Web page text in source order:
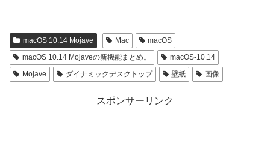
macOS 10.14 Mojave Mac
macOS
macOS 10.14 Mojaveの新機能まとめ。
macOS-10.14
Mojave
ダイナミックデスクトップ 壁紙 画像
スポンサーリンク